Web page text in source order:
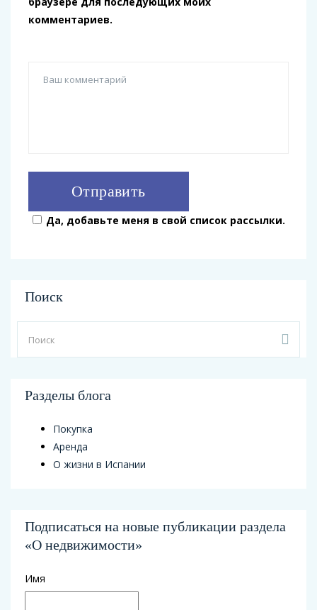
комментариев.
Да, добавьте меня в свой список рассылки.
Поиск
Разделы блога
Покупка
Аренда
О жизни в Испании
Подписаться на новые публикации раздела
«О недвижимости»
Имя